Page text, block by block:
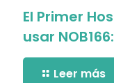
El Primer
usar
Leer más